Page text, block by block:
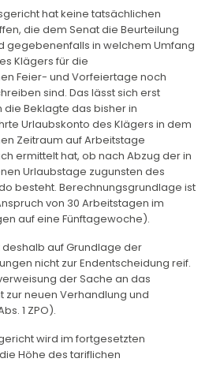
hat keine tatsächlichen
die dem Senat die Beurteilung
gegebenenfalls in welchem Umfang
Klägers für die
Feier- und Vorfeiertage noch
sind. Das lässt sich erst
Beklagte das bisher in
Urlaubskonto des Klägers in dem
Zeitraum auf Arbeitstage
ermittelt hat, ob nach Abzug der in
Urlaubstage zugunsten des
besteht. Berechnungsgrundlage ist
von 30 Arbeitstagen im
auf eine Fünftagewoche).
deshalb auf Grundlage der
nicht zur Endentscheidung reif.
der Sache an das
zur neuen Verhandlung und
1 ZPO).
wird im fortgesetzten
Höhe des tariflichen